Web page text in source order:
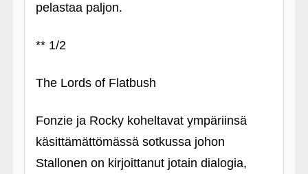
pelastaa paljon.
** 1/2
The Lords of Flatbush
Fonzie ja Rocky koheltavat ympäriinsä
käsittämättömässä sotkussa johon
Stallonen on kirjoittanut jotain dialogia,